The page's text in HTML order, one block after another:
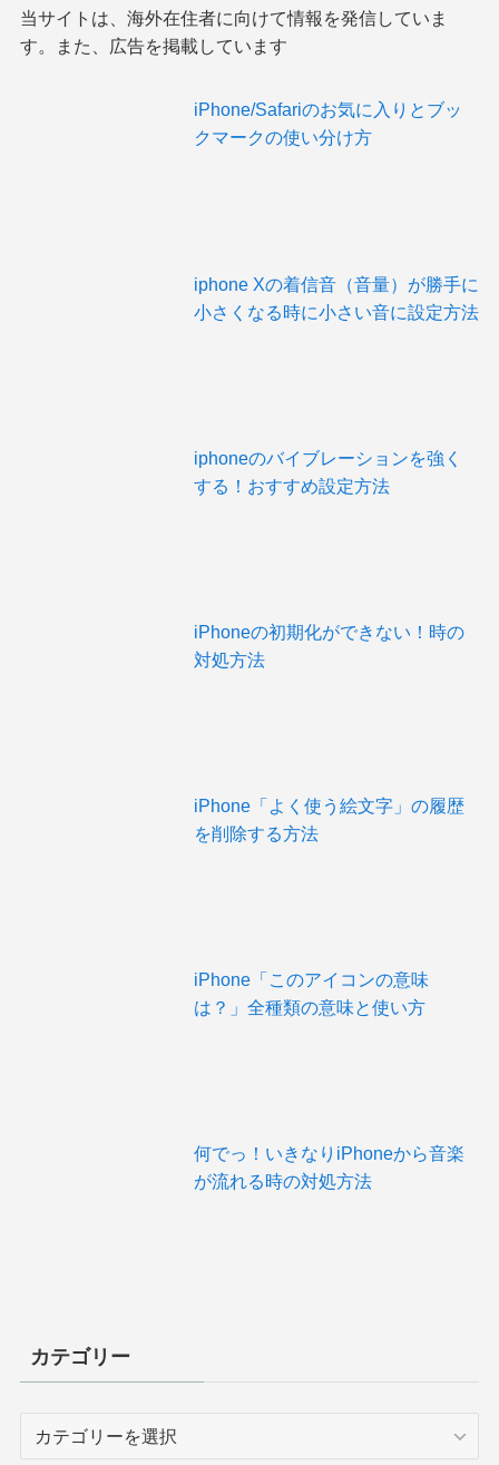
当サイトは、海外在住者に向けて情報を発信していま
す。また、広告を掲載しています
iPhone/Safariのお気に入りとブッ
クマークの使い分け方
iphone Xの着信音（音量）が勝手に
小さくなる時に小さい音に設定方法
iphoneのバイブレーションを強く
する！おすすめ設定方法
iPhoneの初期化ができない！時の
対処方法
iPhone「よく使う絵文字」の履歴
を削除する方法
iPhone「このアイコンの意味
は？」全種類の意味と使い方
何でっ！いきなりiPhoneから音楽
が流れる時の対処方法
カテゴリー